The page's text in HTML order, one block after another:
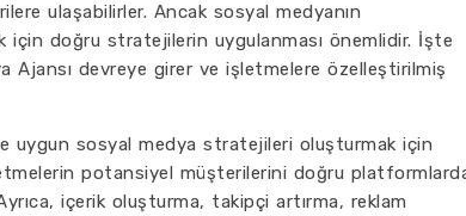
ulaşabilirler. Ancak sosyal medyanın
için doğru stratejilerin uygulanması önemlidir. İşte
devreye girer ve işletmelere özelleştirilmiş
uygun sosyal medya stratejileri oluşturmak için
potansiyel müşterilerini doğru
içerik oluşturma, takipçi artırma, reklam